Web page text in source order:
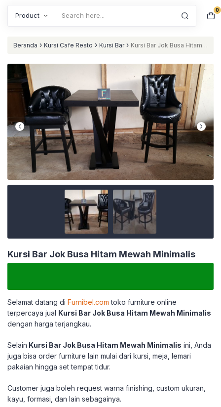
0
Beranda › Kursi Cafe Resto › Kursi Bar › Kursi Bar Jok Busa Hitam
Kursi Bar Jok Busa Hitam Mewah Minimalis
Selamat datang di Furnibel.com toko furniture online
terpercaya jual Kursi Bar Jok Busa Hitam Mewah Minimalis
dengan harga terjangkau.
Selain Kursi Bar Jok Busa Hitam Mewah Minimalis ini, Anda
juga bisa order furniture lain mulai dari kursi, meja, lemari
pakaian hingga set tempat tidur.
Customer juga boleh request warna finishing, custom ukuran,
kayu, formasi, dan lain sebagainya.